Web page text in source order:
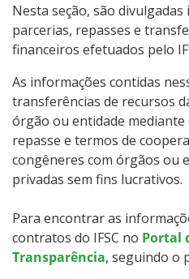
Servidores
Perguntas Frequentes
Publicações Oficiais
Tecnologia da Informação
Nesta seção, são
parcerias, repasses e
financeiros efetuados pelo
As informações contidas
transferências de recursos
órgão ou entidade
repasse e termos de
congêneres com órgãos ou
privadas sem fins lucrativos.
Para encontrar as
contratos do IFSC no Portal
Transparência, seguindo o